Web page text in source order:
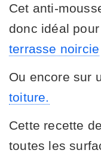
Cet anti-
donc idéal
terrasse noircie
Ou encore sur
toiture.
Cette recette
toutes les